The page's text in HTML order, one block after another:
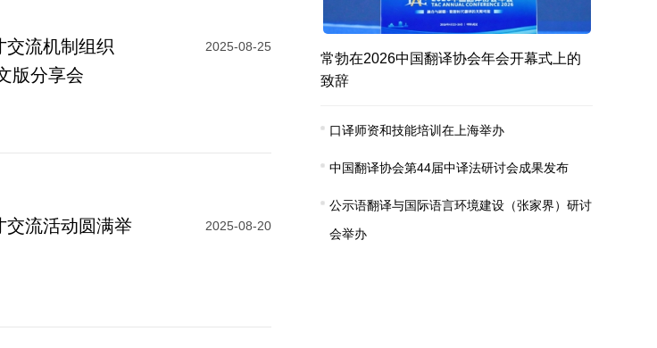
交流机制组织
版分享会
2025-08-25
交流活动圆满举
2025-08-20
常勃在2026中国翻译协会年会开幕式上的
致辞
口译师资和技能培训在上海举办
中国翻译协会第44届中译法研讨会成果发布
公示语翻译与国际语言环境建设（张家界）研讨
会举办